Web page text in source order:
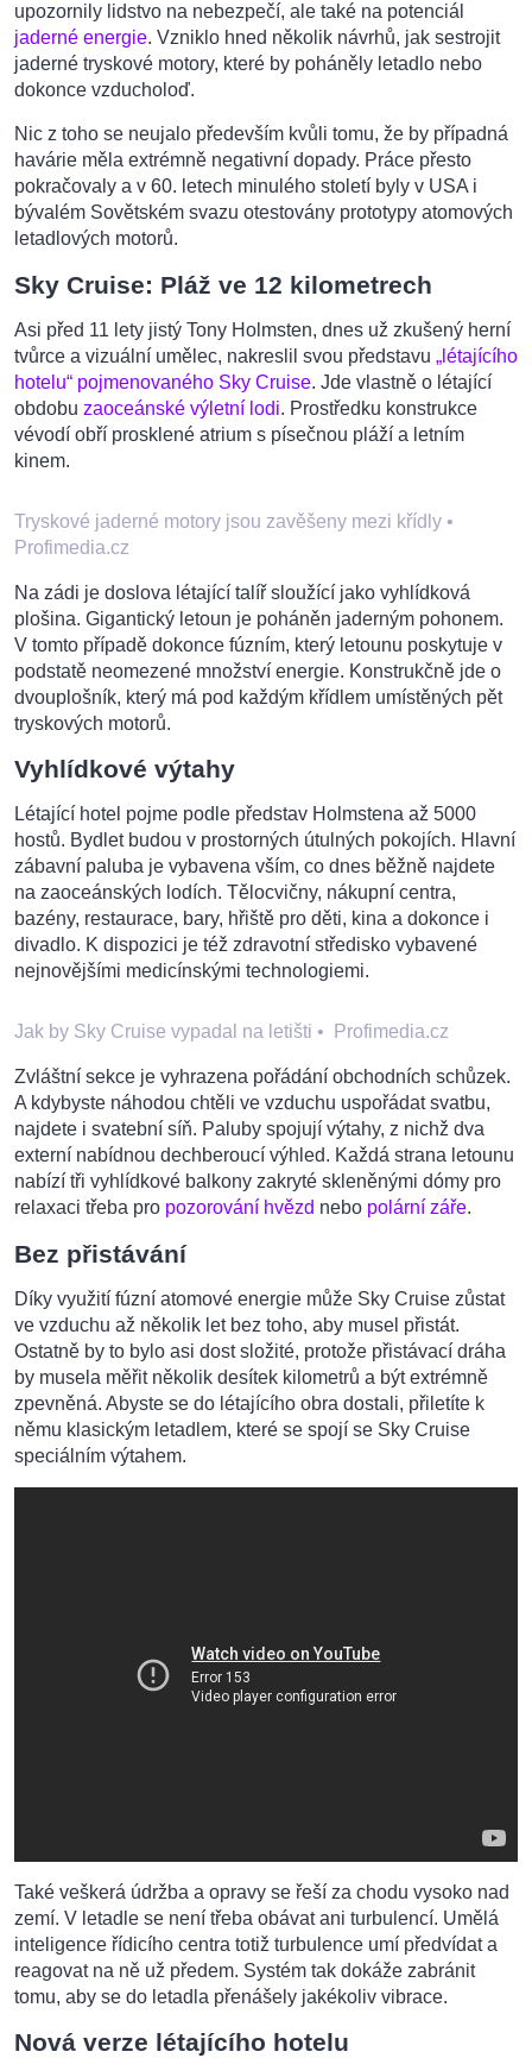
upozornily lidstvo na nebezpečí, ale také na potenciál
jaderné energie. Vzniklo hned několik návrhů, jak sestrojit
jaderné tryskové motory, které by poháněly letadlo nebo
dokonce vzducholoď.
Nic z toho se neujalo především kvůli tomu, že by případná
havárie měla extrémně negativní dopady. Práce přesto
pokračovaly a v 60. letech minulého století byly v USA i
bývalém Sovětském svazu otestovány prototypy atomových
letadlových motorů.
Sky Cruise: Pláž ve 12 kilometrech
Asi před 11 lety jistý Tony Holmsten, dnes už zkušený herní
tvůrce a vizuální umělec, nakreslil svou představu „létajícího
hotelu“ pojmenovaného Sky Cruise. Jde vlastně o létající
obdobu zaoceánské výletní lodi. Prostředku konstrukce
vévodí obří prosklené atrium s písečnou pláží a letním
kinem.
Tryskové jaderné motory jsou zavěšeny mezi křídly •
Profimedia.cz
Na zádi je doslova létající talíř sloužící jako vyhlídková
plošina. Gigantický letoun je poháněn jaderným pohonem.
V tomto případě dokonce fúzním, který letounu poskytuje v
podstatě neomezené množství energie. Konstrukčně jde o
dvouplošník, který má pod každým křídlem umístěných pět
tryskových motorů.
Vyhlídkové výtahy
Létající hotel pojme podle představ Holmstena až 5000
hostů. Bydlet budou v prostorných útulných pokojích. Hlavní
zábavní paluba je vybavena vším, co dnes běžně najdete
na zaoceánských lodích. Tělocvičny, nákupní centra,
bazény, restaurace, bary, hřiště pro děti, kina a dokonce i
divadlo. K dispozici je též zdravotní středisko vybavené
nejnovějšími medicínskými technologiemi.
Jak by Sky Cruise vypadal na letišti • Profimedia.cz
Zvláštní sekce je vyhrazena pořádání obchodních schůzek.
A kdybyste náhodou chtěli ve vzduchu uspořádat svatbu,
najdete i svatební síň. Paluby spojují výtahy, z nichž dva
externí nabídnou dechberoucí výhled. Každá strana letounu
nabízí tři vyhlídkové balkony zakryté skleněnými dómy pro
relaxaci třeba pro pozorování hvězd nebo polární záře.
Bez přistávání
Díky využití fúzní atomové energie může Sky Cruise zůstat
ve vzduchu až několik let bez toho, aby musel přistát.
Ostatně by to bylo asi dost složité, protože přistávací dráha
by musela měřit několik desítek kilometrů a být extrémně
zpevněná. Abyste se do létajícího obra dostali, přiletíte k
němu klasickým letadlem, které se spojí se Sky Cruise
speciálním výtahem.
Také veškerá údržba a opravy se řeší za chodu vysoko nad
zemí. V letadle se není třeba obávat ani turbulencí. Umělá
inteligence řídicího centra totiž turbulence umí předvídat a
reagovat na ně už předem. Systém tak dokáže zabránit
tomu, aby se do letadla přenášely jakékoliv vibrace.
Nová verze létajícího hotelu